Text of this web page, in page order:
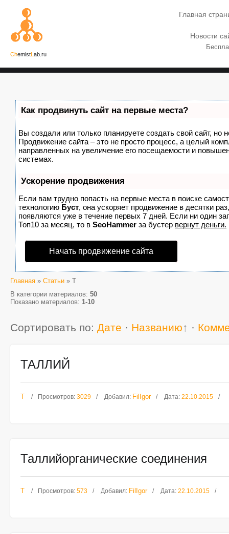
ChemistL ab.ru
Главная
Новости
Как продвинуть сайт на первые места?
Вы создали или только планируете создать свой сайт, но
Продвижение сайта – это не просто процесс, а целый
направленных на увеличение его посещаемости и
системах.
Ускорение продвижения
Если вам трудно попасть на первые места в поиске
технологию Буст, она ускоряет продвижение в десятки
появляются уже в течение первых 7 дней. Если ни один
Топ10 за месяц, то в SeoHammer за бустер вернут деньги.
Начать продвижение сайта
Главная » Статьи » Т
В категории материалов: 50
Показано материалов: 1-10
Сортировать по: Дате · Названию ·
ТАЛЛИЙ
Т Просмотров: 3029 Добавил: FilIgor Дата: 22.10.2015
Таллийорганические соединения
Т Просмотров: 573 Добавил: FilIgor Дата: 22.10.2015